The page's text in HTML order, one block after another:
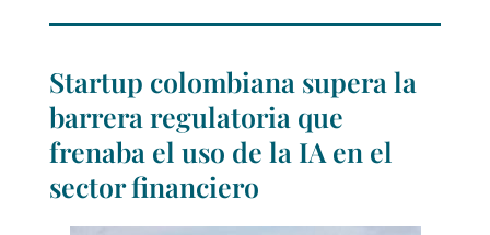
Startup colombiana supera la
barrera regulatoria que
frenaba el uso de la IA en el
sector financiero